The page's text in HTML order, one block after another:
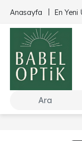
Anasayfa En Yeni